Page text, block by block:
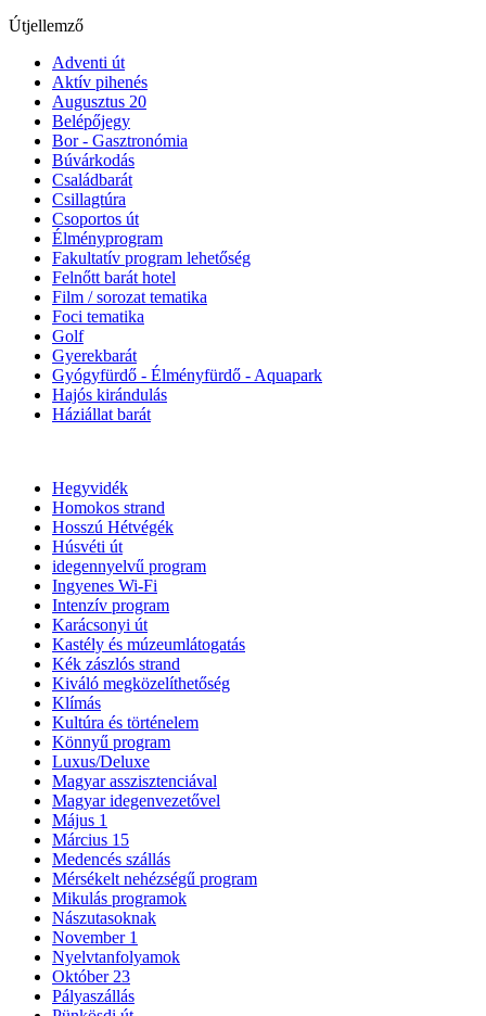
Útjellemző
Adventi út
Aktív pihenés
Augusztus 20
Belépőjegy
Bor - Gasztronómia
Búvárkodás
Családbarát
Csillagtúra
Csoportos út
Élményprogram
Fakultatív program lehetőség
Felnőtt barát hotel
Film / sorozat tematika
Foci tematika
Golf
Gyerekbarát
Gyógyfürdő - Élményfürdő - Aquapark
Hajós kirándulás
Háziállat barát
Hegyvidék
Homokos strand
Hosszú Hétvégék
Húsvéti út
idegennyelvű program
Ingyenes Wi-Fi
Intenzív program
Karácsonyi út
Kastély és múzeumlátogatás
Kék zászlós strand
Kiváló megközelíthetőség
Klímás
Kultúra és történelem
Könnyű program
Luxus/Deluxe
Magyar asszisztenciával
Magyar idegenvezetővel
Május 1
Március 15
Medencés szállás
Mérsékelt nehézségű program
Mikulás programok
Nászutasoknak
November 1
Nyelvtanfolyamok
Október 23
Pályaszállás